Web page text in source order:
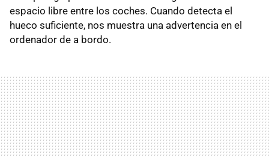
espacio libre entre los coches. Cuando detecta el
hueco suficiente, nos muestra una advertencia en el
ordenador de a bordo.